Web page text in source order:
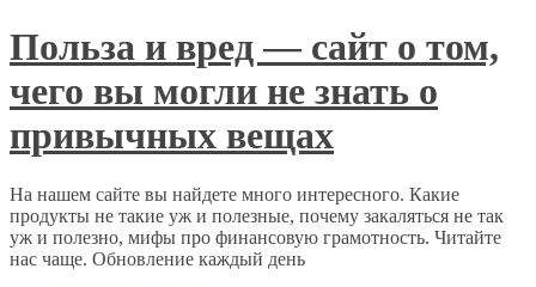
Польза и вред — сайт о том,
чего вы могли не знать о
привычных вещах
На нашем сайте вы найдете много интересного. Какие
продукты не такие уж и полезные, почему закаляться не так
уж и полезно, мифы про финансовую грамотность. Читайте
нас чаще. Обновление каждый день